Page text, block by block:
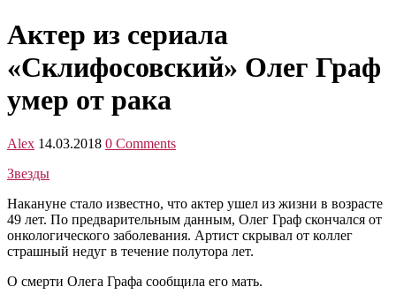
Актер из сериала
«Склифосовский» Олег Граф
умер от рака
Alex 14.03.2018 0 Comments
Звезды
Накануне стало известно, что актер ушел из жизни в возрасте
49 лет. По предварительным данным, Олег Граф скончался от
онкологического заболевания. Артист скрывал от коллег
страшный недуг в течение полутора лет.
О смерти Олега Графа сообщила его мать.